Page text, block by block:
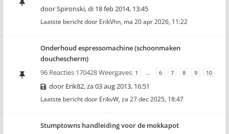
doorSpironski,di 18 feb 2014, 13:45
Laatste bericht door ErikVhn, ma 20 apr 2026, 11:22
Onderhoud espressomachine (schoonmaken
douchescherm)
96 Reacties 170428 Weergaves 1 … 6 7 8 9 10
door Erik82,za 03 aug 2013, 16:51
Laatste bericht door ErikvW, za 27 dec 2025, 18:47
Stumptowns handleiding voor de mokkapot